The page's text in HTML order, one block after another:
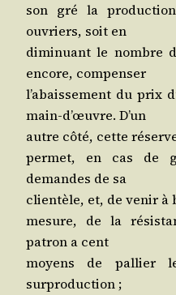
son gré la
ouvriers, soit en
dimi­nuant le nombre
encore, compenser
l’a­bais­se­ment du prix
main-d’œuvre. D’un
autre côté, cette
per­met, en cas de
demandes de sa
clien­tèle, et, de venir à
mesure, de la
patron a cent
moyens de pal­lier
surproduction ;